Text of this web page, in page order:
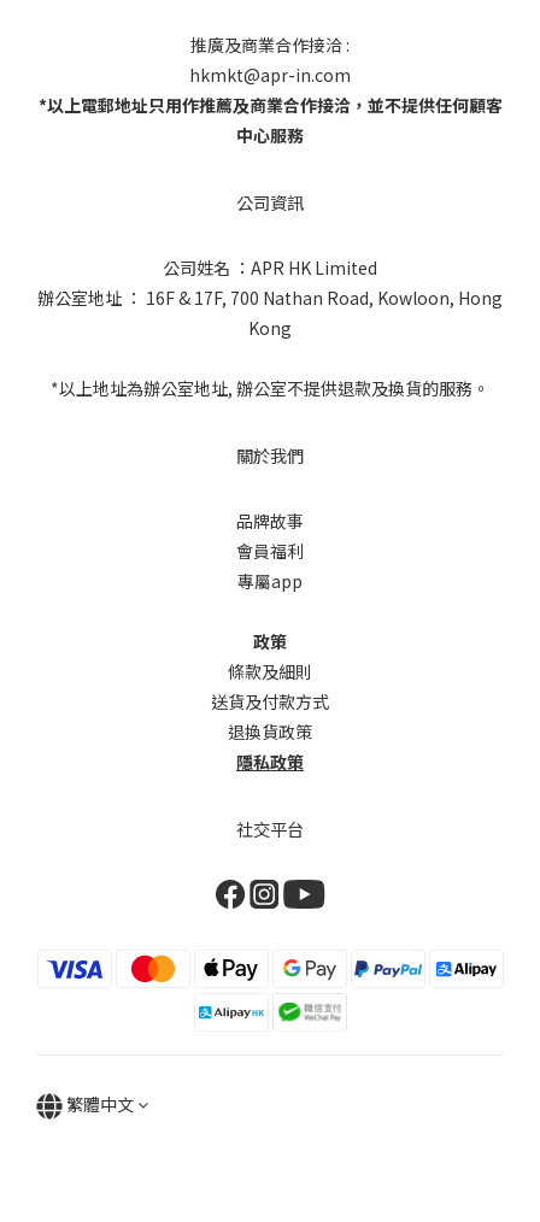
推廣及商業合作接洽 :
hkmkt@apr-in.com
*以上電郵地址只用作推薦及商業合作接洽，並不提供任何顧客
中心服務
公司資訊
公司姓名 ：APR HK Limited
辦公室地址 ： 16F & 17F, 700 Nathan Road, Kowloon, Hong
Kong
*以上地址為辦公室地址, 辦公室不提供退款及換貨的服務。
關於我們
品牌故事
會員福利
專屬app
政策
條款及細則
送貨及付款方式
退換貨政策
隱私政策
社交平台
繁體中文